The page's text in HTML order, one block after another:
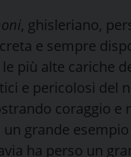
, ghisleriano,
e sempre
più alte cariche
e pericolosi del
coraggio e
grande
ha perso un